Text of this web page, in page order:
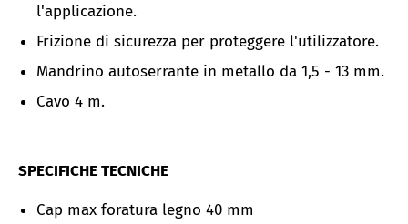
l'applicazione.
Frizione di sicurezza per proteggere l'utilizzatore.
Mandrino autoserrante in metallo da 1,5 - 13 mm.
Cavo 4 m.
SPECIFICHE TECNICHE
Cap max foratura legno 40 mm